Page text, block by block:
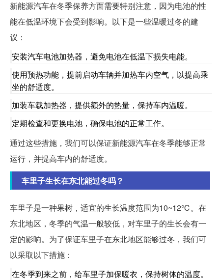
新能源汽车在冬季保养方面需要特别注意，因为电池的性
能在低温环境下会受到影响。以下是一些温暖过冬的建
议：
安装汽车电池加热器，避免电池在低温下损失电能。
使用预热功能，提前启动车辆并加热车内空气，以提高乘
坐的舒适度。
加装车载加热器，提供额外的热量，保持车内温暖。
定期检查和更换电池，确保电池的正常工作。
通过这些措施，我们可以保证新能源汽车在冬季能够正常
运行，并提高车内的舒适度。
车里子生长在东北能过冬吗？
车里子是一种果树，适宜的生长温度范围为10~12℃。在
东北地区，冬季的气温一般较低，对车里子的生长会有一
定的影响。为了保证车里子在东北地区能够过冬，我们可
以采取以下措施：
在冬季到来之前，给车里子加保暖衣，保持树体的温度。